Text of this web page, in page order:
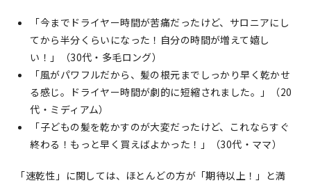
「今までドライヤー時間が苦痛だったけど、サロニアにし
てから半分くらいになった！自分の時間が増えて嬉し
い！」（30代・多毛ロング）
「風がパワフルだから、髪の根元までしっかり早く乾かせ
る感じ。ドライヤー時間が劇的に短縮されました。」（20
代・ミディアム）
「子どもの髪を乾かすのが大変だったけど、これならすぐ
終わる！もっと早く買えばよかった！」（30代・ママ）
「速乾性」に関しては、ほとんどの方が「期待以上！」と満